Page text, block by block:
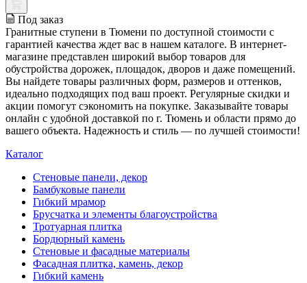
Под заказ
Гранитные ступени в Тюмени по доступной стоимости с
гарантией качества ждет вас в нашем каталоге. В интернет-
магазине представлен широкий выбор товаров для
обустройства дорожек, площадок, дворов и даже помещений.
Вы найдете товары различных форм, размеров и оттенков,
идеально подходящих под ваш проект. Регулярные скидки и
акции помогут сэкономить на покупке. Заказывайте товары
онлайн с удобной доставкой по г. Тюмень и области прямо до
вашего объекта. Надежность и стиль — по лучшей стоимости!
Каталог
Стеновые панели, декор
Бамбуковые панели
Гибкий мрамор
Брусчатка и элементы благоустройства
Тротуарная плитка
Бордюрный камень
Стеновые и фасадные материалы
Фасадная плитка, камень, декор
Гибкий камень